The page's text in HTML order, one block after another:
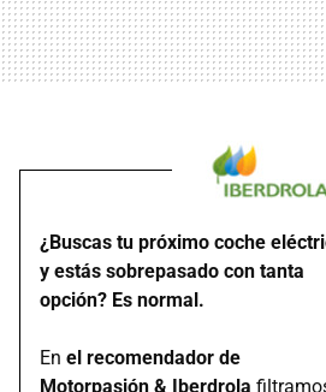
¿Buscas tu próximo coche
y estás sobrepasado con tanta
opción? Es normal.
En el recomendador de
Motorpasión & Iberdrola